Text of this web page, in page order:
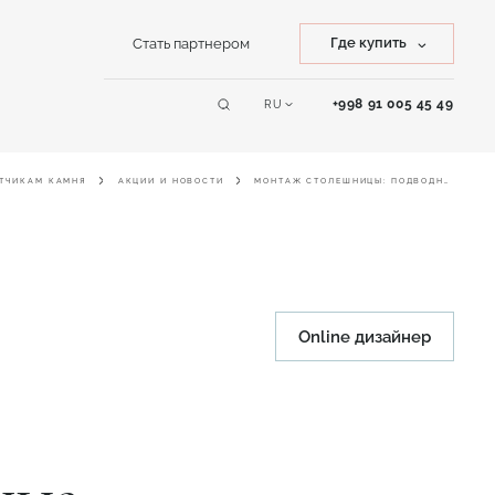
Online дизайнер
Стать партнером Где купить
RU +998 91 005 45 49
КАМНЯ АКЦИИ И НОВОСТИ МОНТАЖ СТОЛЕШНИЦЫ: ПОДВОДНЫЕ КАМНИ
Online дизайнер